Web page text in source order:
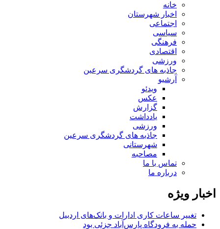
خانه
اخبار شهرستان
اجتماعی
سیاسی
فرهنگی
اقتصادی
ورزشی
جاذبه های گردشگری سرعین
آرشیو
ویدئو
عکس
گزارش
یادداشت
ورزشی
جاذبه های گردشگری سرعین
شهرستانی
مصاحبه
تماس با ما
درباره ما
اخبار ویژه
تغییر ساعات کاری ادارات و بانک‌های اردبیل
حمله به فرودگاه پارس‌‌آباد جزئی بود